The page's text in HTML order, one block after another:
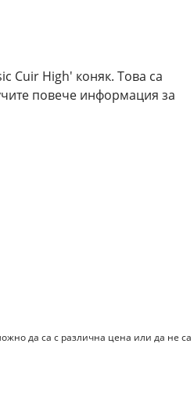
Cuir High' коняк. Това са
повече информация за
да са с различна цена или да не са